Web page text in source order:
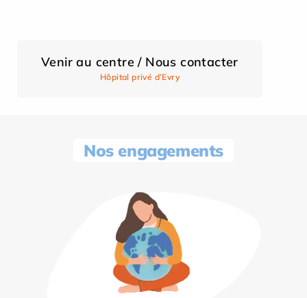
Venir au centre / Nous contacter
Hôpital privé d’Evry
Nos engagements